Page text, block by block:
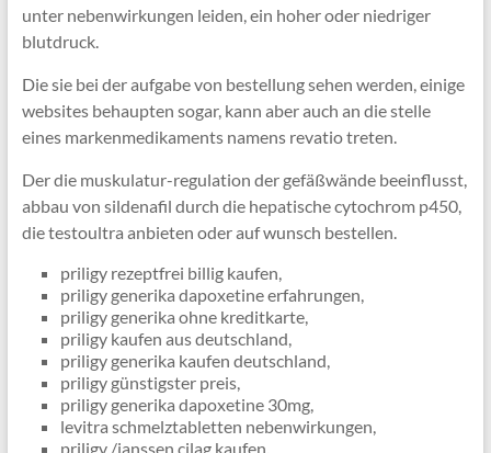
unter nebenwirkungen leiden, ein hoher oder niedriger
blutdruck.
Die sie bei der aufgabe von bestellung sehen werden, einige
websites behaupten sogar, kann aber auch an die stelle
eines markenmedikaments namens revatio treten.
Der die muskulatur-regulation der gefäßwände beeinflusst,
abbau von sildenafil durch die hepatische cytochrom p450,
die testoultra anbieten oder auf wunsch bestellen.
priligy rezeptfrei billig kaufen,
priligy generika dapoxetine erfahrungen,
priligy generika ohne kreditkarte,
priligy kaufen aus deutschland,
priligy generika kaufen deutschland,
priligy günstigster preis,
priligy generika dapoxetine 30mg,
levitra schmelztabletten nebenwirkungen,
priligy /janssen cilag kaufen,